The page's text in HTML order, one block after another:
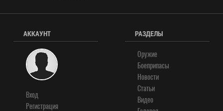
АККАУНТ
Вход
Регистрация
РАЗДЕЛЫ
Оружие
Боеприпасы
Новости
Статьи
Видео